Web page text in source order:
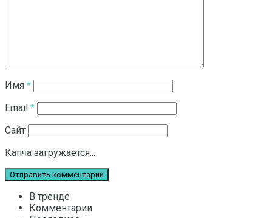
Имя *
Email *
Сайт
Капча загружается...
В тренде
Комментарии